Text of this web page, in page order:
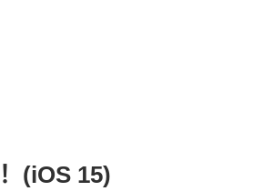
(iOS 15)